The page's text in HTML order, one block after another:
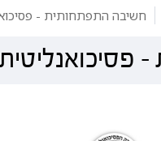
חשיבה התפתחותית -